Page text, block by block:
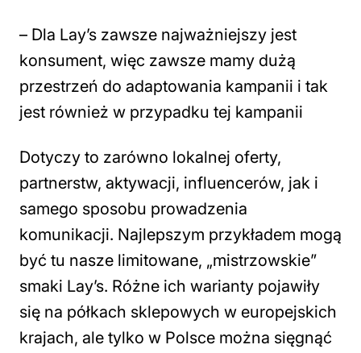
– Dla Lay’s zawsze najważniejszy jest
konsument, więc zawsze mamy dużą
przestrzeń do adaptowania kampanii i tak
jest również w przypadku tej kampanii
Dotyczy to zarówno lokalnej oferty,
partnerstw, aktywacji, influencerów, jak i
samego sposobu prowadzenia
komunikacji. Najlepszym przykładem mogą
być tu nasze limitowane, „mistrzowskie”
smaki Lay’s. Różne ich warianty pojawiły
się na półkach sklepowych w europejskich
krajach, ale tylko w Polsce można sięgnąć